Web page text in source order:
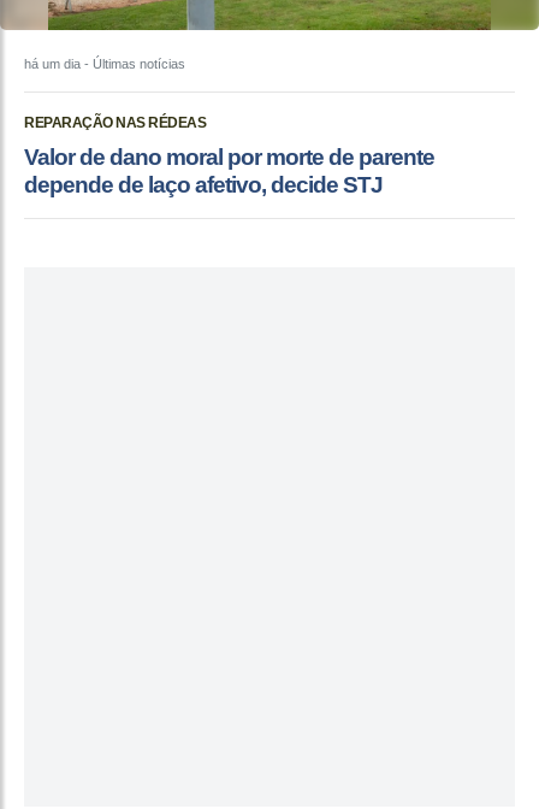
há um dia - Últimas notícias
REPARAÇÃO NAS RÉDEAS
Valor de dano moral por morte de parente
depende de laço afetivo, decide STJ